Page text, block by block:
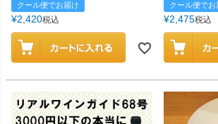
クール便でお届け
¥2,420税込
クール便でお
¥2,475税込